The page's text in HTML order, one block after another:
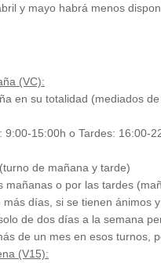
y mayo habrá menos
(VC):
en su totalidad (mediados
9:00-15:00h o Tardes: 16:00-
de mañana y tarde)
mañanas o por las tardes
días, si se tienen ánimos
de dos días a la semana
de un mes en esos turnos,
(V15):